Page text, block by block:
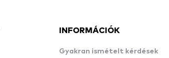
INFORMÁCIÓK
Gyakran ismételt kérdések